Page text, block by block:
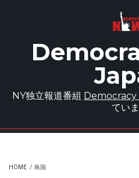
NY独立報道番組 Democracy
てい
HOME / 島国